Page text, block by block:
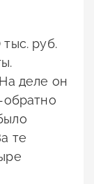
руб.
деле он
обратно
те